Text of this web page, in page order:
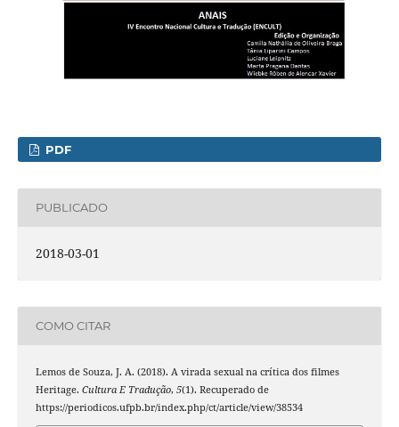
PDF
PUBLICADO
2018-03-01
COMO CITAR
Lemos de Souza, J. A. (2018). A virada sexual na crítica dos filmes
Heritage. Cultura E Tradução, 5(1). Recuperado de
https://periodicos.ufpb.br/index.php/ct/article/view/38534